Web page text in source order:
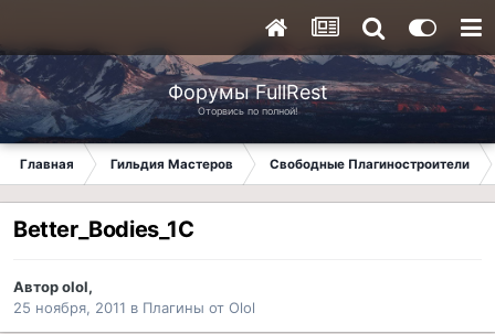
Форумы FullRest
Оторвись по полной!
Главная Гильдия Мастеров Свободные Плагиностроители
Better_Bodies_1C
Авторolol,
25 ноября, 2011 в Плагины от Olol